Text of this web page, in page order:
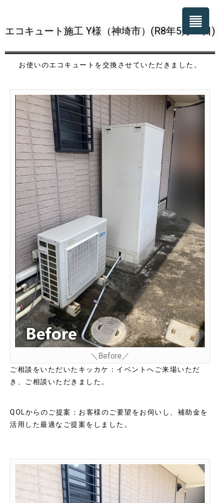
エコキュート施工 Y様（神埼市）(R8年5月23日)
お使いのエコキュートを交換させていただきました。
＼Before／
ご相談をいただいたキッカケ：イベントへご来場いただ
き、ご相談いただきました。
QOLからのご提案：お客様のご要望をお伺いし、補助金を
活用した最適なご提案をしました。